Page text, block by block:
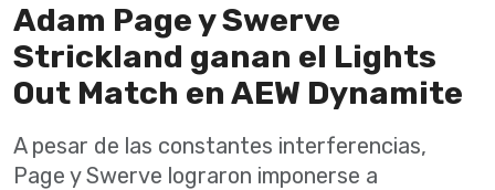
Adam Page y Swerve
Strickland ganan el Lights
Out Match en AEW Dynamite
A pesar de las constantes interferencias,
Page y Swerve lograron imponerse a